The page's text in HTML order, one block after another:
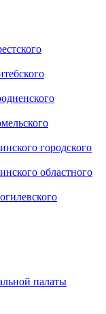
городского
областного
палаты